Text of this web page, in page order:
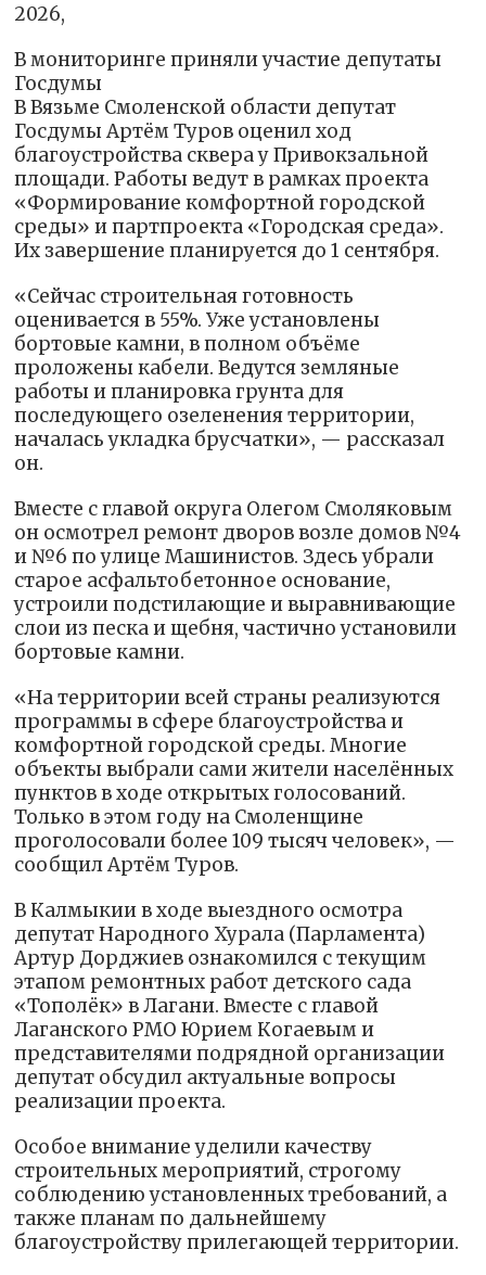
2026,
В мониторинге приняли участие депутаты
Госдумы
В Вязьме Смоленской области депутат
Госдумы Артём Туров оценил ход
благоустройства сквера у Привокзальной
площади. Работы ведут в рамках проекта
«Формирование комфортной городской
среды» и партпроекта «Городская среда».
Их завершение планируется до 1 сентября.
«Сейчас строительная готовность
оценивается в 55%. Уже установлены
бортовые камни, в полном объёме
проложены кабели. Ведутся земляные
работы и планировка грунта для
последующего озеленения территории,
началась укладка брусчатки», — рассказал
он.
Вместе с главой округа Олегом Смоляковым
он осмотрел ремонт дворов возле домов №4
и №6 по улице Машинистов. Здесь убрали
старое асфальтобетонное основание,
устроили подстилающие и выравнивающие
слои из песка и щебня, частично установили
бортовые камни.
«На территории всей страны реализуются
программы в сфере благоустройства и
комфортной городской среды. Многие
объекты выбрали сами жители населённых
пунктов в ходе открытых голосований.
Только в этом году на Смоленщине
проголосовали более 109 тысяч человек», —
сообщил Артём Туров.
В Калмыкии в ходе выездного осмотра
депутат Народного Хурала (Парламента)
Артур Дорджиев ознакомился с текущим
этапом ремонтных работ детского сада
«Тополёк» в Лагани. Вместе с главой
Лаганского РМО Юрием Когаевым и
представителями подрядной организации
депутат обсудил актуальные вопросы
реализации проекта.
Особое внимание уделили качеству
строительных мероприятий, строгому
соблюдению установленных требований, а
также планам по дальнейшему
благоустройству прилегающей территории.